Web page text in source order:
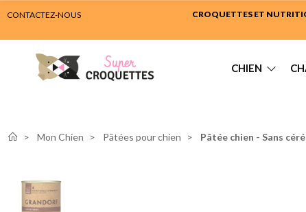
CONTACTEZ-NOUS
CROQUETTES ET
CHIEN
Mon Chien Pâtées pour chien Pâtée chien - Sans